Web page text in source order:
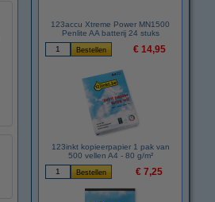
123accu Xtreme Power MN1500
Penlite AA batterij 24 stuks
€ 14,95
123inkt kopieerpapier 1 pak van
500 vellen A4 - 80 g/m²
€ 7,25